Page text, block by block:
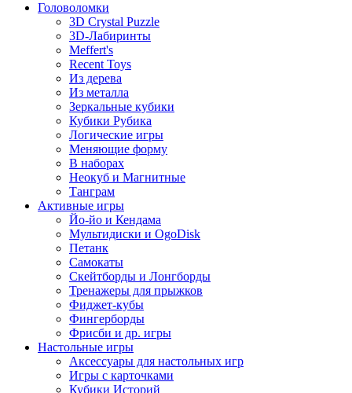
Головоломки
3D Crystal Puzzle
3D-Лабиринты
Meffert's
Recent Toys
Из дерева
Из металла
Зеркальные кубики
Кубики Рубика
Логические игры
Меняющие форму
В наборах
Неокуб и Магнитные
Танграм
Активные игры
Йо-йо и Кендама
Мультидиски и OgoDisk
Петанк
Самокаты
Скейтборды и Лонгборды
Тренажеры для прыжков
Фиджет-кубы
Фингерборды
Фрисби и др. игры
Настольные игры
Аксессуары для настольных игр
Игры с карточками
Кубики Историй